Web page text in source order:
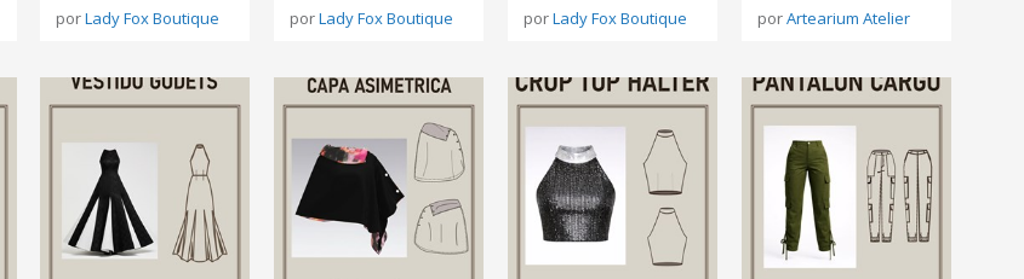
porLady Fox Boutique porLady Fox Boutique porLady Fox Boutique porArtearium Atelier